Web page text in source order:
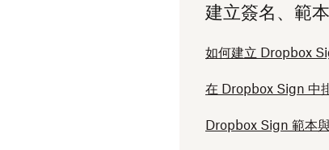
建立簽名、範
如何建立 Dropbox
在 Dropbox Sign 中
Dropbox Sign 範本